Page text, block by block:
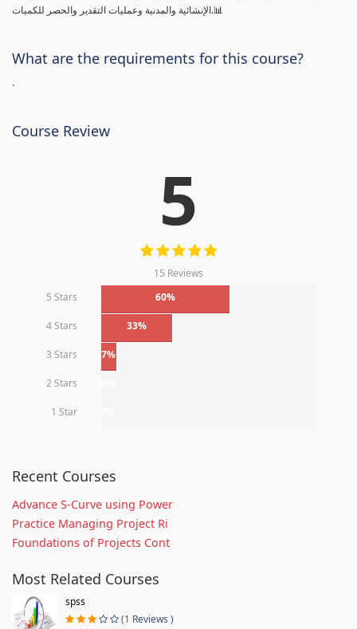
الإنشائية والمدنية وعمليات التقدير والحصر للكميات.📊
What are the requirements for this course?
.
Course Review
5
15 Reviews
5 Stars
60%
4 Stars 33%
3 Stars 7%
2 Stars
1 Star
Recent Courses
Advance S-Curve using Power
Practice Managing Project Ri
Foundations of Projects Cont
Most Related Courses
spss
(1 Reviews )